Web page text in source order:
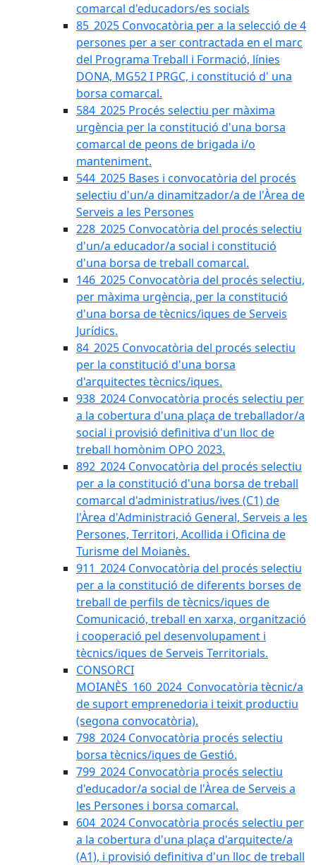
comarcal d'educadors/es socials
85_2025 Convocatòria per a la selecció de 4
persones per a ser contractada en el marc
del Programa Treball i Formació, línies
DONA, MG52 I PRGC, i constitució d' una
borsa comarcal.
584_2025 Procés selectiu per màxima
urgència per la constitució d'una borsa
comarcal de peons de brigada i/o
manteniment.
544_2025 Bases i convocatòria del procés
selectiu d'un/a dinamitzador/a de l'Àrea de
Serveis a les Persones
228_2025 Convocatòria del procés selectiu
d'un/a educador/a social i constitució
d'una borsa de treball comarcal.
146_2025 Convocatòria del procés selectiu,
per màxima urgència, per la constitució
d'una borsa de tècnics/iques de Serveis
Jurídics.
84_2025 Convocatòria del procés selectiu
per la constitució d'una borsa
d'arquitectes tècnics/iques.
938_2024 Convocatòria procés selectiu per
a la cobertura d'una plaça de treballador/a
social i provisió definitiva d'un lloc de
treball homònim OPO 2023.
892_2024 Convocatòria del procés selectiu
per a la constitució d'una borsa de treball
comarcal d'administratius/ives (C1) de
l'Àrea d'Administració General, Serveis a les
Persones, Territori, Acollida i Oficina de
Turisme del Moianès.
911_2024 Convocatòria del procés selectiu
per a la constitució de diferents borses de
treball de perfils de tècnics/iques de
Comunicació, treball en xarxa, organització
i cooperació pel desenvolupament i
tècnics/iques de Serveis Territorials.
CONSORCI
MOIANÈS_160_2024_Convocatòria tècnic/a
de suport emprenedoria i teixit productiu
(segona convocatòria).
798_2024 Convocatòria procés selectiu
borsa tècnics/iques de Gestió.
799_2024 Convocatòria procés selectiu
d'educador/a social de l'Àrea de Serveis a
les Persones i borsa comarcal.
604_2024 Convocatòria procés selectiu per
a la cobertura d'una plaça d'arquitecte/a
(A1), i provisió definitiva d'un lloc de treball